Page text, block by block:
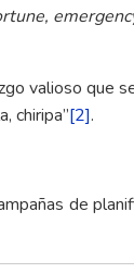
valioso que
chiripa”[2].
de